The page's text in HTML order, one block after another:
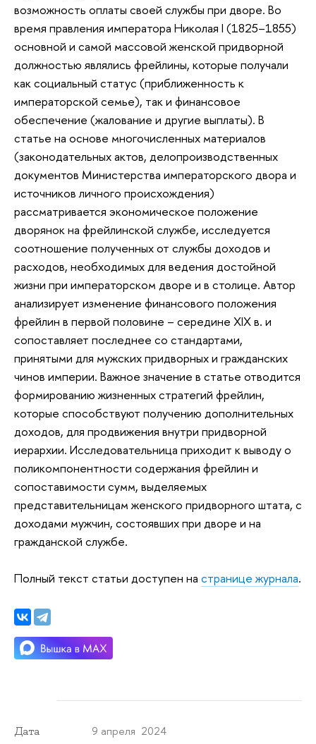
возможность оплаты своей службы при дворе. Во
время правления императора Николая I (1825–1855)
основной и самой массовой женской придворной
должностью являлись фрейлины, которые получали
как социальный статус (приближенность к
императорской семье), так и финансовое
обеспечение (жалование и другие выплаты). В
статье на основе многочисленных материалов
(законодательных актов, делопроизводственных
документов Министерства императорского двора и
источников личного происхождения)
рассматривается экономическое положение
дворянок на фрейлинской службе, исследуется
соотношение полученных от службы доходов и
расходов, необходимых для ведения достойной
жизни при императорском дворе и в столице. Автор
анализирует изменение финансового положения
фрейлин в первой половине – середине XIX в. и
сопоставляет последнее со стандартами,
принятыми для мужских придворных и гражданских
чинов империи. Важное значение в статье отводится
формированию жизненных стратегий фрейлин,
которые способствуют получению дополнительных
доходов, для продвижения внутри придворной
иерархии. Исследовательница приходит к выводу о
поликомпонентности содержания фрейлин и
сопоставимости сумм, выделяемых
представительницам женского придворного штата, с
доходами мужчин, состоявших при дворе и на
гражданской службе.
Полный текст статьи доступен на странице журнала.
Дата 9 апреля 2024